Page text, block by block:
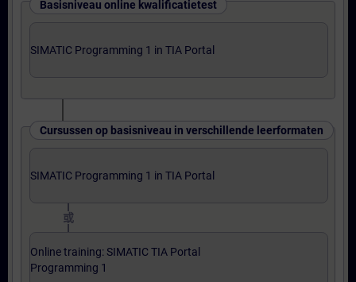
Basisniveau online kwalificatietest
SIMATIC Programming 1 in TIA Portal
Cursussen op basisniveau in verschillende leerformaten
SIMATIC Programming 1 in TIA Portal
或
Online training: SIMATIC TIA Portal
Programming 1